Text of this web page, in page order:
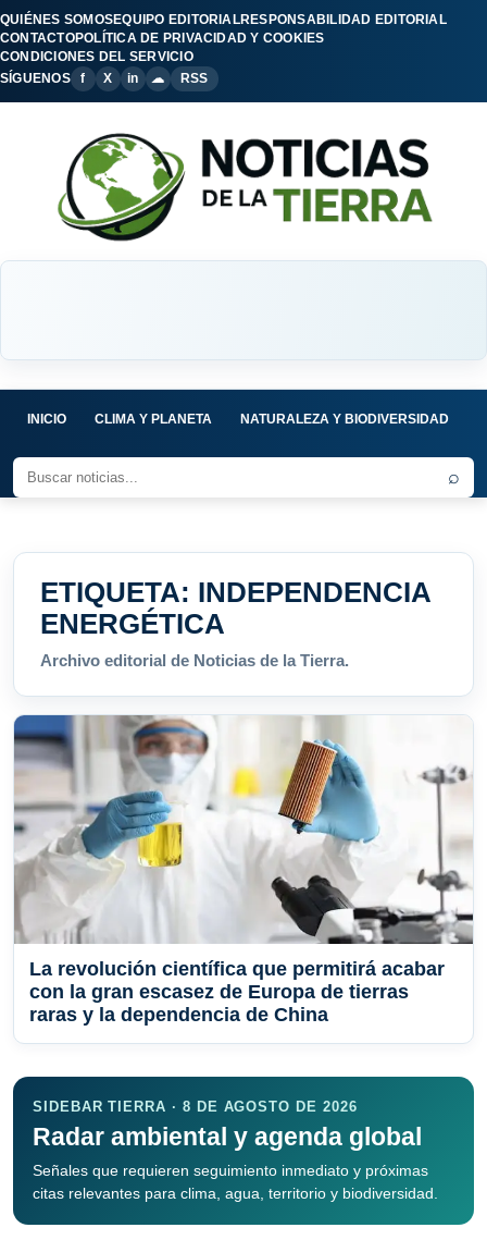
QUIÉNES SOMOSEQUIPO EDITORIALRESPONSABILIDAD EDITORIAL
CONTACTOPOLÍTICA DE PRIVACIDAD Y COOKIES
CONDICIONES DEL SERVICIO
SÍGUENOS
f X in ☁ RSS
INICIO CLIMA Y PLANETA NATURALEZA Y BIODIVERSIDAD
⌕
ETIQUETA: INDEPENDENCIA
ENERGÉTICA
Archivo editorial de Noticias de la Tierra.
La revolución científica que permitirá acabar
con la gran escasez de Europa de tierras
raras y la dependencia de China
SIDEBAR TIERRA · 8 DE AGOSTO DE 2026
Radar ambiental y agenda global
Señales que requieren seguimiento inmediato y próximas
citas relevantes para clima, agua, territorio y biodiversidad.